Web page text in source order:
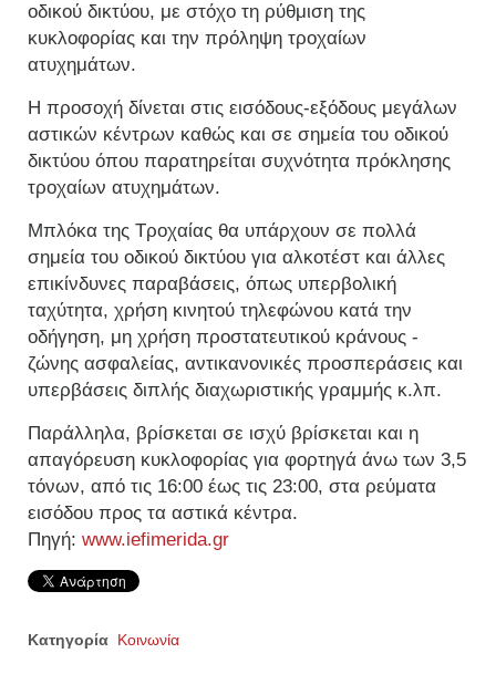
οδικού δικτύου, με στόχο τη ρύθμιση της
κυκλοφορίας και την πρόληψη τροχαίων
ατυχημάτων.
Η προσοχή δίνεται στις εισόδους-εξόδους μεγάλων
αστικών κέντρων καθώς και σε σημεία του οδικού
δικτύου όπου παρατηρείται συχνότητα πρόκλησης
τροχαίων ατυχημάτων.
Μπλόκα της Τροχαίας θα υπάρχουν σε πολλά
σημεία του οδικού δικτύου για αλκοτέστ και άλλες
επικίνδυνες παραβάσεις, όπως υπερβολική
ταχύτητα, χρήση κινητού τηλεφώνου κατά την
οδήγηση, μη χρήση προστατευτικού κράνους -
ζώνης ασφαλείας, αντικανονικές προσπεράσεις και
υπερβάσεις διπλής διαχωριστικής γραμμής κ.λπ.
Παράλληλα, βρίσκεται σε ισχύ βρίσκεται και η
απαγόρευση κυκλοφορίας για φορτηγά άνω των 3,5
τόνων, από τις 16:00 έως τις 23:00, στα ρεύματα
εισόδου προς τα αστικά κέντρα.
Πηγή: www.iefimerida.gr
Κατηγορία Κοινωνία